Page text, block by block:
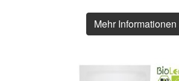
Mehr Informationen